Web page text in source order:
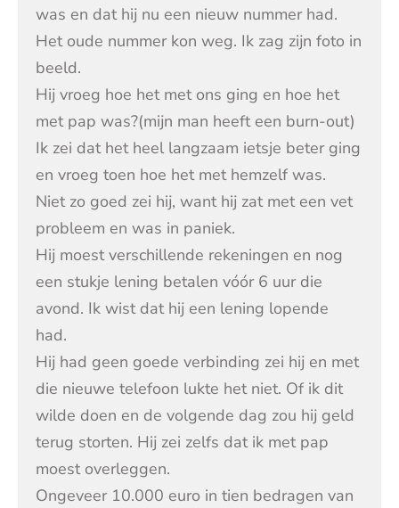
was en dat hij nu een nieuw nummer had.
Het oude nummer kon weg. Ik zag zijn foto in
beeld.
Hij vroeg hoe het met ons ging en hoe het
met pap was?(mijn man heeft een burn-out)
Ik zei dat het heel langzaam ietsje beter ging
en vroeg toen hoe het met hemzelf was.
Niet zo goed zei hij, want hij zat met een vet
probleem en was in paniek.
Hij moest verschillende rekeningen en nog
een stukje lening betalen vóór 6 uur die
avond. Ik wist dat hij een lening lopende
had.
Hij had geen goede verbinding zei hij en met
die nieuwe telefoon lukte het niet. Of ik dit
wilde doen en de volgende dag zou hij geld
terug storten. Hij zei zelfs dat ik met pap
moest overleggen.
Ongeveer 10.000 euro in tien bedragen van